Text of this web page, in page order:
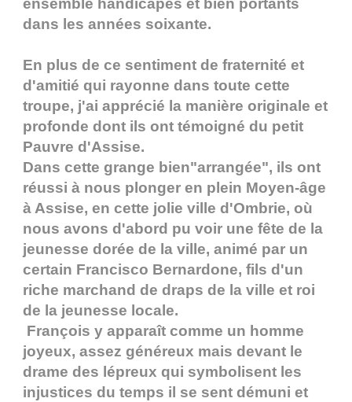
ensemble handicapés et bien portants
dans les années soixante.
En plus de ce sentiment de fraternité et
d'amitié qui rayonne dans toute cette
troupe, j'ai apprécié la manière originale et
profonde dont ils ont témoigné du petit
Pauvre d'Assise.
Dans cette grange bien"arrangée", ils ont
réussi à nous plonger en plein Moyen-âge
à Assise, en cette jolie ville d'Ombrie, où
nous avons d'abord pu voir une fête de la
jeunesse dorée de la ville, animé par un
certain Francisco Bernardone, fils d'un
riche marchand de draps de la ville et roi
de la jeunesse locale.
François y apparaît comme un homme
joyeux, assez généreux mais devant le
drame des lépreux qui symbolisent les
injustices du temps il se sent démuni et